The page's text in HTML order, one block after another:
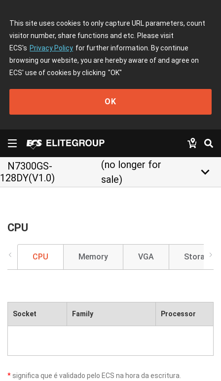
This site uses cookies to only capture URL parameters, count
visitor number, share functions and etc. Please visit
ECS's Privacy Policy for further information. By continue
browsing our website, you are hereby aware of and agree on
ECS' use of cookies by clicking "OK"
OK
N7300GS-
128DY(V1.0)
(no longer for
sale)
keyboard_arrow_down
CPU
CPU Memory VGA Storage
Socket Family Processor
* significa que é validado pelo ECS na hora da escritura.